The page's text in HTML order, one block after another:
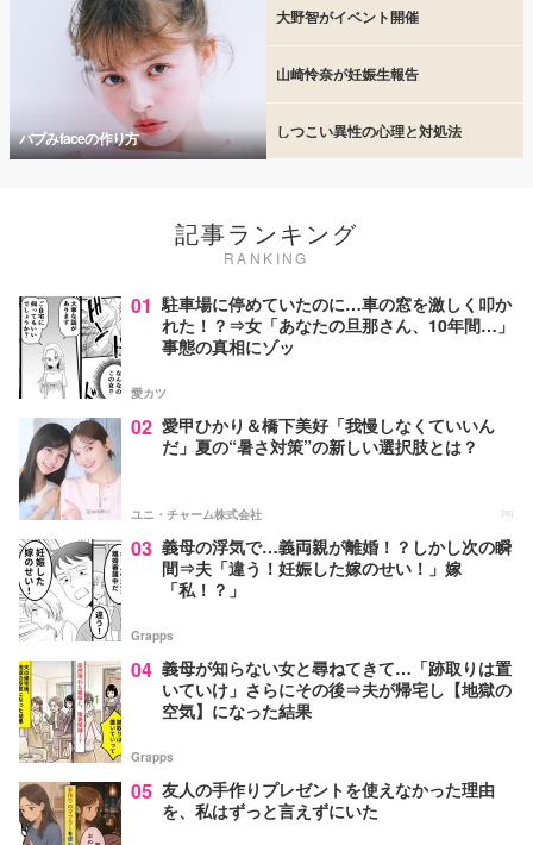
バブみfaceの作り方
大野智がイベント開催
山崎怜奈が妊娠生報告
しつこい異性の心理と対処法
記事ランキング
RANKING
01 駐車場に停めていたのに…車の窓を激しく叩か
れた！？⇒女「あなたの旦那さん、10年間…」
事態の真相にゾッ
愛カツ
02 愛甲ひかり＆橋下美好「我慢しなくていいん
だ」夏の“暑さ対策”の新しい選択肢とは？
ユニ・チャーム株式会社 PR
03 義母の浮気で…義両親が離婚！？しかし次の瞬
間⇒夫「違う！妊娠した嫁のせい！」嫁
「私！？」
Grapps
04 義母が知らない女と尋ねてきて…「跡取りは置
いていけ」さらにその後⇒夫が帰宅し【地獄の
空気】になった結果
Grapps
05 友人の手作りプレゼントを使えなかった理由
を、私はずっと言えずにいた